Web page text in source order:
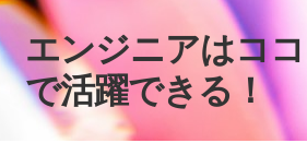
ナ
ビ
ゲ
コ
ン
テ
エンジニアはココ
で活躍できる！
ホーム